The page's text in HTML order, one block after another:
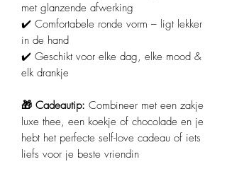
met glanzende afwerking
✔️ Comfortabele ronde vorm – ligt lekker
in de hand
✔️ Geschikt voor elke dag, elke mood &
elk drankje
🎁 Cadeautip: Combineer met een zakje
luxe thee, een koekje of chocolade en je
hebt het perfecte self-love cadeau of iets
liefs voor je beste vriendin